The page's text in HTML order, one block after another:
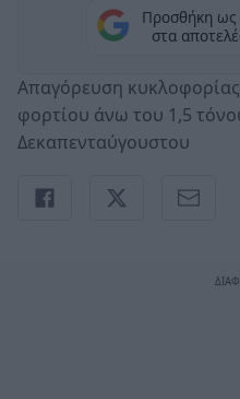
Προσθήκη ως
στα
Απαγόρευση
φορτίου άνω του 1,5
Δεκαπενταύγουστου